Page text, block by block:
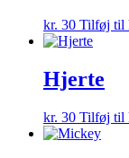
kr. 30 Tilføj til
Hjerte
kr. 30 Tilføj til